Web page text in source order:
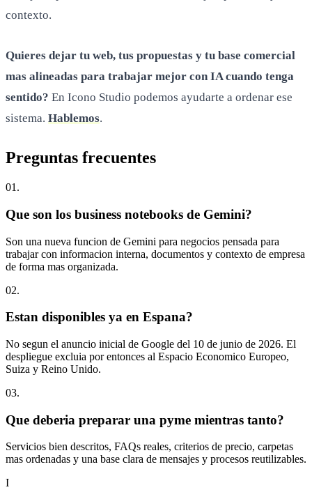
contexto.
Quieres dejar tu web, tus propuestas y tu base comercial
mas alineadas para trabajar mejor con IA cuando tenga
sentido? En Icono Studio podemos ayudarte a ordenar ese
sistema. Hablemos.
Preguntas frecuentes
01 .
Que son los business notebooks de Gemini?
Son una nueva funcion de Gemini para negocios pensada para
trabajar con informacion interna, documentos y contexto de empresa
de forma mas organizada.
02.
Estan disponibles ya en Espana?
No segun el anuncio inicial de Google del 10 de junio de 2026. El
despliegue excluia por entonces al Espacio Economico Europeo,
Suiza y Reino Unido.
03.
Que deberia preparar una pyme mientras tanto?
Servicios bien descritos, FAQs reales, criterios de precio, carpetas
mas ordenadas y una base clara de mensajes y procesos reutilizables.
I